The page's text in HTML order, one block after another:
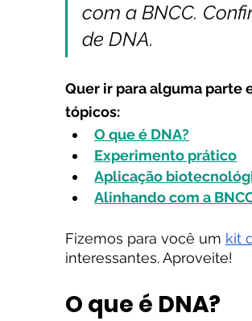
com a BNCC.
de DNA.
Quer ir para alguma parte
tópicos:
O que é DNA?
Experimento prático
Aplicação
Alinhando com a
Fizemos para você um kit
interessantes. Aproveite!
O que é DNA?